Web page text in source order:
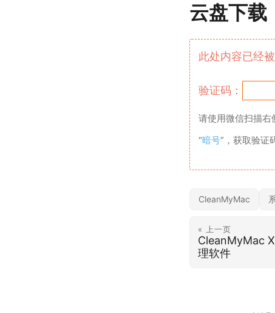
云盘下载
此处内容已经
验证码：
请使用微信扫描右
“暗号”，获取验证
CleanMyMac
« 上一页
CleanMyMac
理软件